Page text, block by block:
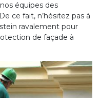
équipes des
ce fait, n’hésitez pas à
ravalement pour
de façade à